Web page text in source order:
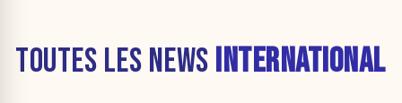
TOUTES LES NEWS INTERNATIONAL